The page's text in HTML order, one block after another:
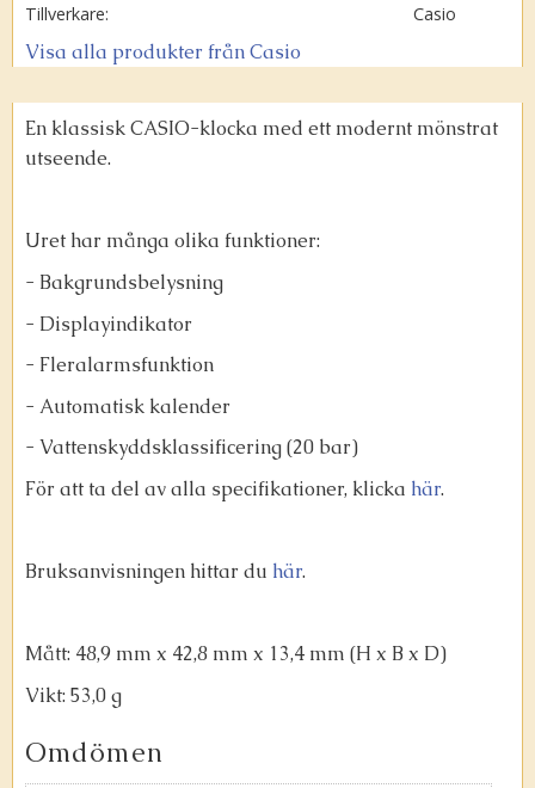
Tillverkare
Casio
Visa alla produkter från Casio
En klassisk CASIO-klocka med ett modernt mönstrat
utseende.
Uret har många olika funktioner:
- Bakgrundsbelysning
- Displayindikator
- Fleralarmsfunktion
- Automatisk kalender
- Vattenskyddsklassificering (20 bar)
För att ta del av alla specifikationer, klicka här.
Bruksanvisningen hittar du här.
Mått: 48,9 mm x 42,8 mm x 13,4 mm (H x B x D)
Vikt: 53,0 g
Omdömen